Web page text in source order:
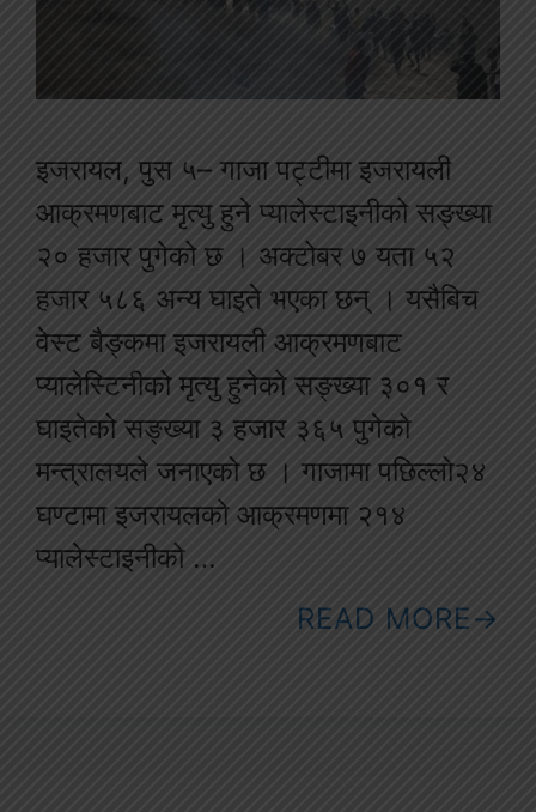
इजरायल, पुस ५– गाजा पट्टीमा इजरायली
आक्रमणबाट मृत्यु हुने प्यालेस्टाइनीको सङ्ख्या
२० हजार पुगेको छ । अक्टोबर ७ यता ५२
हजार ५८६ अन्य घाइते भएका छन् । यसैबिच
वेस्ट बैङ्कमा इजरायली आक्रमणबाट
प्यालेस्टिनीको मृत्यु हुनेको सङ्ख्या ३०१ र
घाइतेको सङ्ख्या ३ हजार ३६५ पुगेको
मन्त्रालयले जनाएको छ । गाजामा पछिल्लो२४
घण्टामा इजरायलको आक्रमणमा २१४
प्यालेस्टाइनीको …
READ MORE